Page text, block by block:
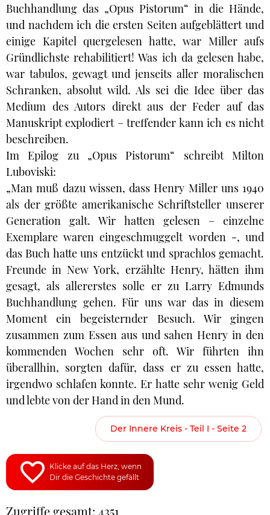
Buchhandlung das „Opus Pistorum“ in die Hände,
und nachdem ich die ersten Seiten aufgeblättert und
einige Kapitel quergelesen hatte, war Miller aufs
Gründlichste rehabilitiert! Was ich da gelesen habe,
war tabulos, gewagt und jenseits aller moralischen
Schranken, absolut wild. Als sei die Idee über das
Medium des Autors direkt aus der Feder auf das
Manuskript explodiert – treffender kann ich es nicht
beschreiben.
Im Epilog zu „Opus Pistorum“ schreibt Milton
Luboviski:
„Man muß dazu wissen, dass Henry Miller uns 1940
als der größte amerikanische Schriftsteller unserer
Generation galt. Wir hatten gelesen – einzelne
Exemplare waren eingeschmuggelt worden -, und
das Buch hatte uns entzückt und sprachlos gemacht.
Freunde in New York, erzählte Henry, hätten ihm
gesagt, als allererstes solle er zu Larry Edmunds
Buchhandlung gehen. Für uns war das in diesem
Moment ein begeisternder Besuch. Wir gingen
zusammen zum Essen aus und sahen Henry in den
kommenden Wochen sehr oft. Wir führten ihn
überallhin, sorgten dafür, dass er zu essen hatte,
irgendwo schlafen konnte. Er hatte sehr wenig Geld
und lebte von der Hand in den Mund.
Der Innere Kreis - Teil I - Seite 2
Klicke auf das Herz, wenn
Dir die Geschichte gefällt
Zugriffe gesamt: 4351